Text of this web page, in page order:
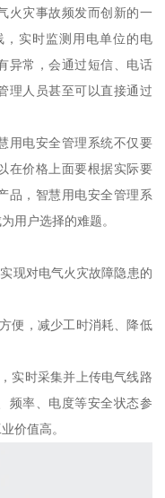
火灾事故频发而创新的一
实时监测用电单位的电
异常，会通过短信、电话
理人员甚至可以直接通过
用电安全管理系统不仅要
在价格上面要根据实际要
品，智慧用电安全管理系
用户选择的难题。
现对电气火灾故障隐患的
便，减少工时消耗、降低
实时采集并上传电气线路
频率、电度等安全状态参
价值高。